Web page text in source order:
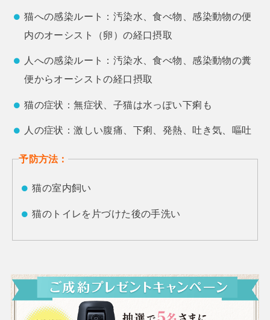
猫への感染ルート：汚染水、食べ物、感染動物の便
内のオーシスト（卵）の経口摂取
人への感染ルート：汚染水、食べ物、感染動物の糞
便からオーシストの経口摂取
猫の症状：無症状、子猫は水っぽい下痢も
人の症状：激しい腹痛、下痢、発熱、吐き気、嘔吐
予防方法：
猫の室内飼い
猫のトイレを片づけた後の手洗い